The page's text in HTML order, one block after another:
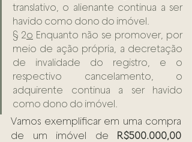
translativo, o alienante continua a ser
havido como dono do imóvel.
§ 2o Enquanto não se promover, por
meio de ação própria, a decretação
de invalidade do registro, e o
respectivo cancelamento, o
adquirente continua a ser havido
como dono do imóvel.
Vamos exemplificar em uma compra
de um imóvel de R$500.000,00